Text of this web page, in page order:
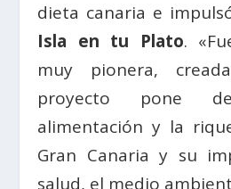
dieta canaria e
Isla en tu Plato.
muy pionera,
proyecto pone
alimentación y la
Gran Canaria y su
salud, el medio